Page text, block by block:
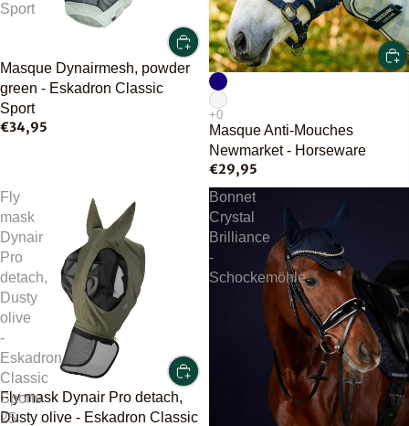
Sport
Masque Dynairmesh, powder
green - Eskadron Classic
Sport
€34,95
Masque Anti-Mouches
Newmarket - Horseware
€29,95
Fly
mask
Dynair
Pro
detach,
Dusty
olive
-
Eskadron
Classic
Sports
25
Fly mask Dynair Pro detach,
Dusty olive - Eskadron Classic
Bonnet
Crystal
Brilliance
-
Schockemöhle